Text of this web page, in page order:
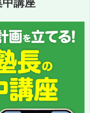
講座